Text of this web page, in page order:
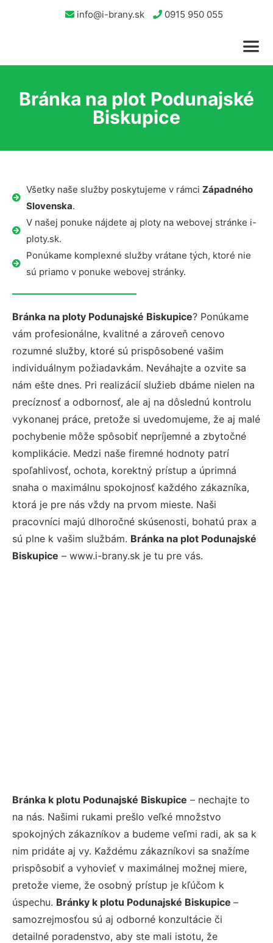
info@i-brany.sk 0915 950 055
Bránka na plot Podunajské
Biskupice
Všetky naše služby poskytujeme v rámci Západného
Slovenska.
V našej ponuke nájdete aj ploty na webovej stránke i-
ploty.sk.
Ponúkame komplexné služby vrátane tých, ktoré nie
sú priamo v ponuke webovej stránky.
Bránka na ploty Podunajské Biskupice? Ponúkame
vám profesionálne, kvalitné a zároveň cenovo
rozumné služby, ktoré sú prispôsobené vašim
individuálnym požiadavkám. Neváhajte a ozvite sa
nám ešte dnes. Pri realizácií služieb dbáme nielen na
precíznosť a odbornosť, ale aj na dôslednú kontrolu
vykonanej práce, pretože si uvedomujeme, že aj malé
pochybenie môže spôsobiť nepríjemné a zbytočné
komplikácie. Medzi naše firemné hodnoty patrí
spoľahlivosť, ochota, korektný prístup a úprimná
snaha o maximálnu spokojnosť každého zákazníka,
ktorá je pre nás vždy na prvom mieste. Naši
pracovníci majú dlhoročné skúsenosti, bohatú prax a
sú plne k vašim službám. Bránka na plot Podunajské
Biskupice – www.i-brany.sk je tu pre vás.
Bránka k plotu Podunajské Biskupice – nechajte to
na nás. Našimi rukami prešlo veľké množstvo
spokojných zákazníkov a budeme veľmi radi, ak sa k
nim pridáte aj vy. Každému zákazníkovi sa snažíme
prispôsobiť a vyhovieť v maximálnej možnej miere,
pretože vieme, že osobný prístup je kľúčom k
úspechu. Bránky k plotu Podunajské Biskupice –
samozrejmosťou sú aj odborné konzultácie či
detailné poradenstvo, aby ste mali istotu, že